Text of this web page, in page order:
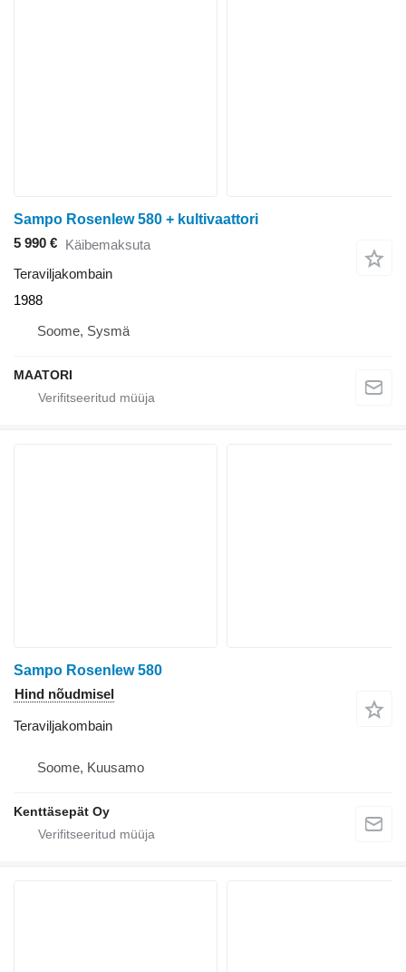
Sampo Rosenlew 580 + kultivaattori
5 990 € Käibemaksuta
Teraviljakombain
1988
Soome, Sysmä
MAATORI
Sampo Rosenlew 580
Hind nõudmisel
Teraviljakombain
Soome, Kuusamo
Kenttäsepät Oy